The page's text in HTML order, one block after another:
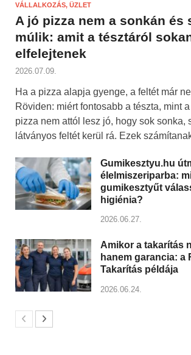
VÁLLALKOZÁS, ÜZLET
A jó pizza nem a sonkán és
múlik: amit a tésztáról
elfelejtenek
2026.07.09.
Ha a pizza alapja gyenge, a feltét már
Röviden: miért fontosabb a tészta, mint
pizza nem attól lesz jó, hogy sok sonka,
látványos feltét kerül rá. Ezek
Gumikesztyu.hu
élelmiszeriparba:
gumikesztyűt
higiénia?
2026.06.27.
Amikor a takarítás
hanem garancia: a
Takarítás példája
2026.06.24.